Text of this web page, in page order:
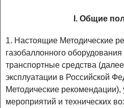
I. Общие
1. Настоящие Методические
газобаллонного
транспортные средства
эксплуатации в Российской
Методические
мероприятий и технических